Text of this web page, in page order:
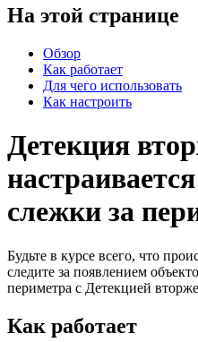
На этой странице
Обзор
Как работает
Для чего использовать
Как настроить
Детекция
слежки за
Будьте в курсе всего, что
следите за появлением
периметра с Детекцией
Как работает